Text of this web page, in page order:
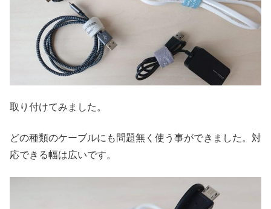
取り付けてみました。
どの種類のケーブルにも問題無く使う事ができました。対
応できる幅は広いです。